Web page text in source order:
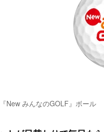
『New みんなのGOLF』ボール